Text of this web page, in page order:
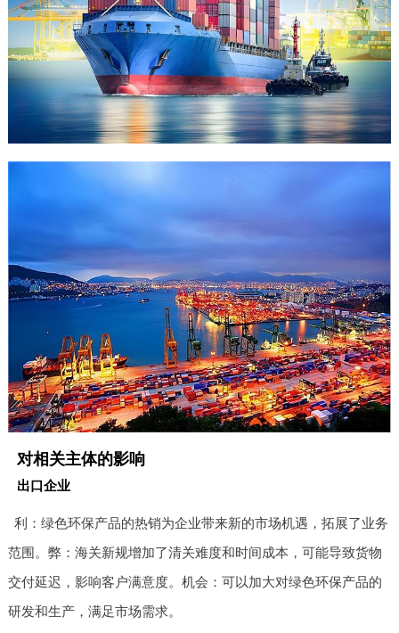
对相关主体的影响
出口企业
利：绿色环保产品的热销为企业带来新的市场机遇，拓展了业务
范围。弊：海关新规增加了清关难度和时间成本，可能导致货物
交付延迟，影响客户满意度。机会：可以加大对绿色环保产品的
研发和生产，满足市场需求。